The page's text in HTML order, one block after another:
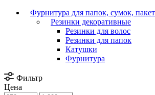
Фурнитура для папок, сумок,
Резинки декоративные
Резинки для волос
Резинки для папок
Катушки
Фурнитура
Фильтр
Цена